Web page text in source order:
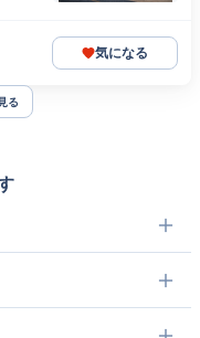
気になる
る